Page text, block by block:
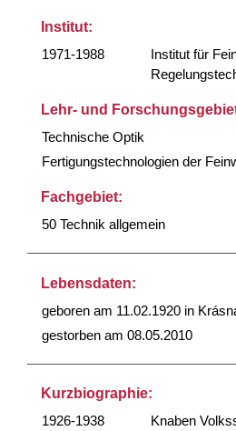
Institut:
1971-1988
Institut für
Lehr- und
Technische Optik
Fertigungstechnologien der
Fachgebiet:
50 Technik allgemein
Lebensdaten:
geboren am 11.02.1920 in
gestorben am 08.05.2010
Kurzbiographie:
1926-1938
Knaben